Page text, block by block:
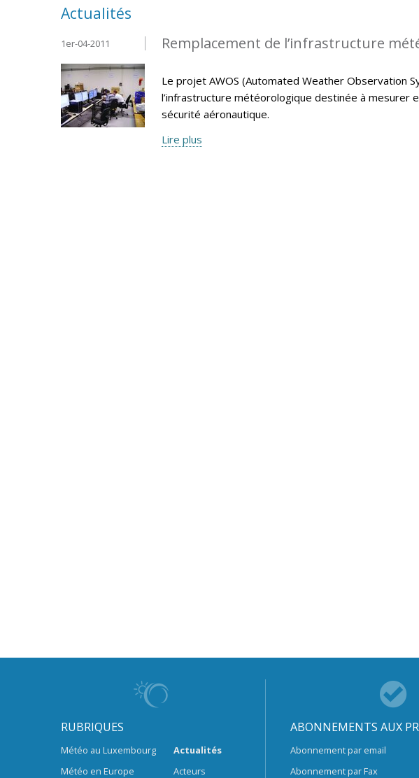
Actualités
Remplacement de l’infrastructure
1er-04-2011
Le projet AWOS (Automated Weather Observation
l’infrastructure météorologique destinée à mesurer
sécurité aéronautique.
Lire plus
RUBRIQUES
Météo au Luxembourg
Météo en Europe
Actualités
Acteurs
ABONNEMENTS AUX
Abonnement par email
Abonnement par Fax